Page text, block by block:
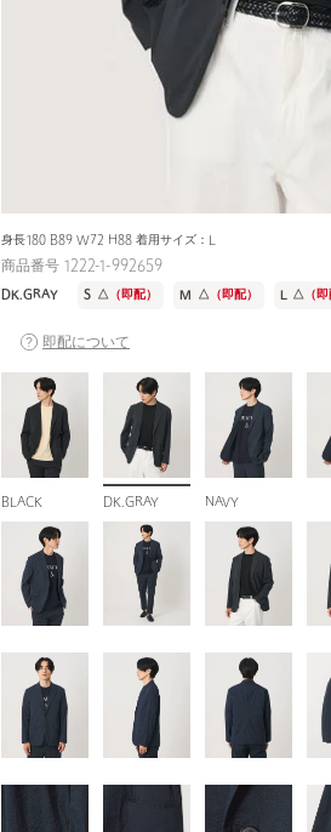
身長180 B89 W72 H88 着用サイズ：L
商品番号 1222-1-992659
DK.GRAY S △ （即配） M △ （即配） △ （
即配について
BLACK DK.GRAY NAVY